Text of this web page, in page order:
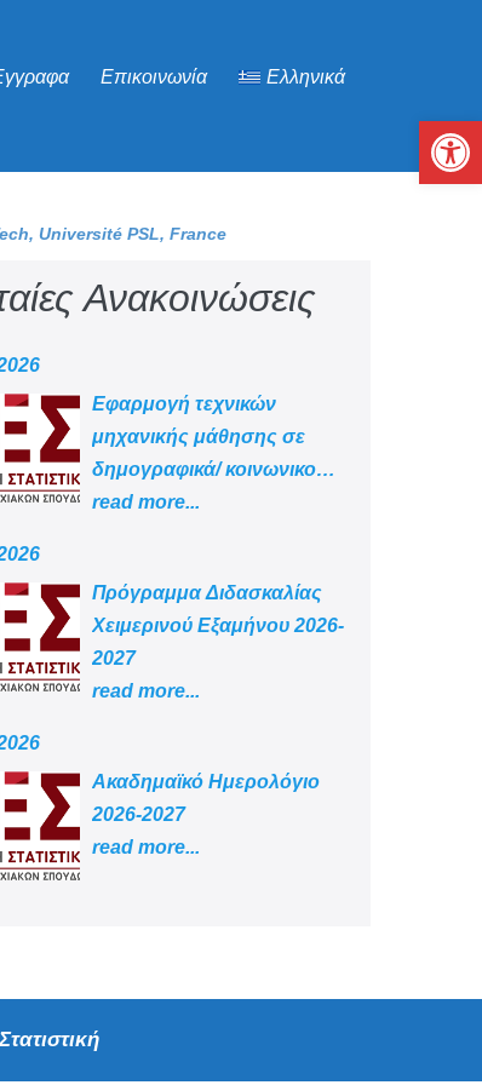
Επικοινωνία Ελληνικά
Université PSL, France
Ανακοινώσεις
Εφαρμογή τεχνικών
μηχανικής μάθησης σε
δημογραφικά/ κοινωνικο
-οικονομικά δεδομένα
read more...
Πρόγραμμα Διδασκαλίας
Χειμερινού Εξαμήνου 2026-
2027
read more...
Aκαδημαϊκό Ημερολόγιο
2026-2027
read more...